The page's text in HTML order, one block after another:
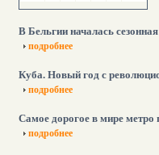
В Бельгии началась
подробнее
Куба. Новый год с
подробнее
Самое дорогое в мире метро
подробнее